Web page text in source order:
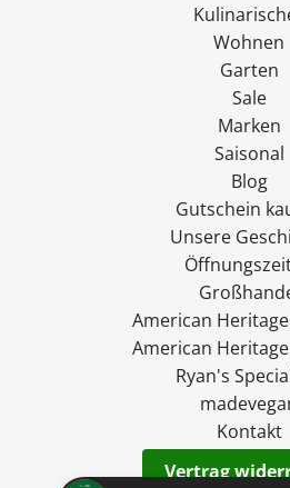
Wohnen
Garten
Sale
Marken
Saisonal
Blog
Gutschein
Unsere
American
American
Ryan's
Kontakt
Vertrag